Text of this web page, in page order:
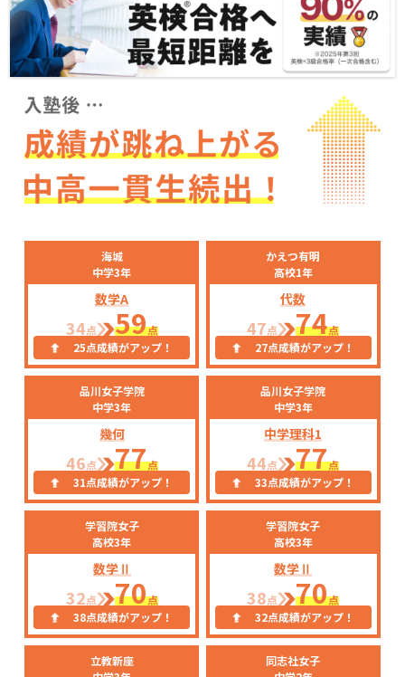
海城
中学3年
数学A
34点 59点
25点成績がアップ！
かえつ有明
高校1年
代数
47点 74点
27点成績がアップ！
品川女子学院
中学3年
幾何
46点 77点
31点成績がアップ！
品川女子学院
中学3年
中学理科1
44点 77点
33点成績がアップ！
学習院女子
高校3年
数学Ⅱ
32点 70点
38点成績がアップ！
学習院女子
高校3年
数学Ⅱ
38点 70点
32点成績がアップ！
立教新座
同志社女子